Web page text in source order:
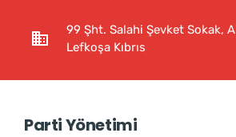
99 Şht. Salahi Şevket Sokak,
Lefkoşa Kıbrıs
Parti Yönetimi